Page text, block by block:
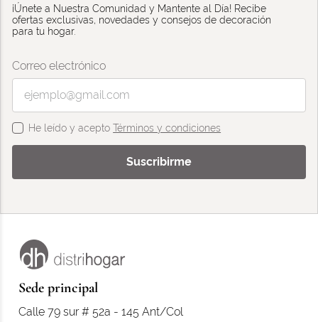
¡Únete a Nuestra Comunidad y Mantente al Día! Recibe
ofertas exclusivas, novedades y consejos de decoración
para tu hogar.
Correo electrónico
He leído y aceptoTérminos y condiciones
Suscribirme
Sede principal
Calle 79 sur # 52a - 145 Ant/Col